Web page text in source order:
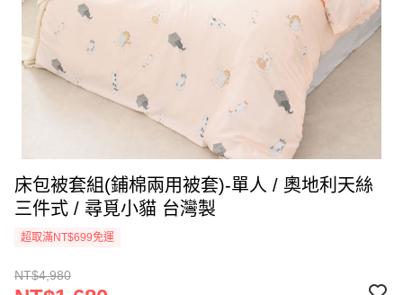
床包被套組(鋪棉兩用被套)-單人 / 奧地利天絲
三件式 / 尋覓小貓 台灣製
超取滿NT$699免運
NT$4,980